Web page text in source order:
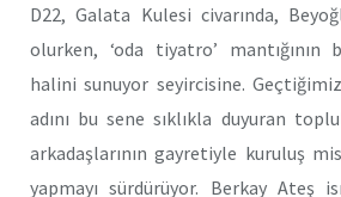
D22, Galata Kulesi civarında,
olurken, ‘oda tiyatro’ mantığının
halini sunuyor seyircisine.
adını bu sene sıklıkla duyuran
arkadaşlarının gayretiyle kuruluş
yapmayı sürdürüyor. Berkay Ateş